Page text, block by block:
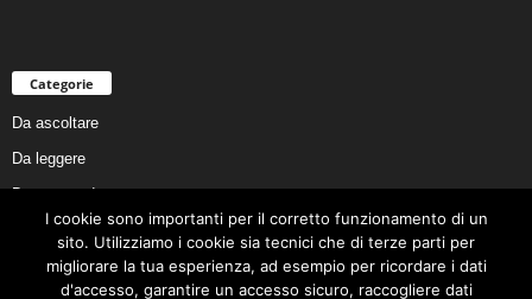
Categorie
Da ascoltare
Da leggere
Da non perdere
Da conoscere
Da preservare
I cookie sono importanti per il corretto funzionamento di un
sito. Utilizziamo i cookie sia tecnici che di terze parti per
migliorare la tua esperienza, ad esempio per ricordare i dati
d'accesso, garantire un accesso sicuro, raccogliere dati